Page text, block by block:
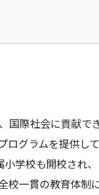
国際社会に貢献で
ログラムを提供し
学校も開校され
校一貫の教育体制